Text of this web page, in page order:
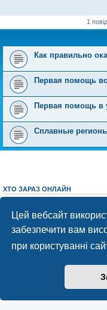
Цей вебсайт
забезпечити вам
при користуванні
я
1
Как правильно
Первая помощь
Первая помощь в
Сплавные
ХТО ЗАРАЗ ОНЛАЙН
Магазин спорядження
Працює на